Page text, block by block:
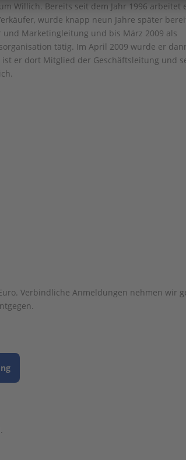
Willich. Bereits seit dem Jahr 1996 arbeitet
wurde knapp neun Jahre später
und Marketingleitung und bis März 2009 als
tätig. Im April 2009 wurde er
ist er dort Mitglied der Geschäftsleitung und
Verbindliche Anmeldungen nehmen wir